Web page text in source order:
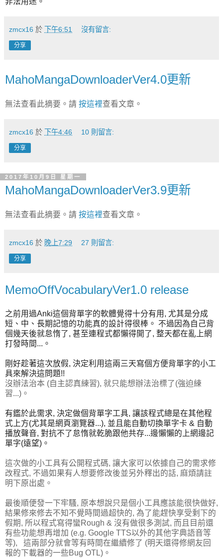
zmcx16 於 下午6:51 沒有留言:
分享
MahoMangaDownloaderVer4.0更新
無法查看此摘要。請 按這裡查看文章。
zmcx16 於 下午4:46 10 則留言:
分享
2017年10月9日 星期一
MahoMangaDownloaderVer3.9更新
無法查看此摘要。請 按這裡查看文章。
zmcx16 於 晚上7:29 27 則留言:
分享
MemoOffVocabularyVer1.0 release
之前用過Anki這個背單字的軟體覺得十分有用, 尤其是分成
短、中、長期記憶的功能真的設計得很棒。 不過因為自己背
個幾天後就怠惰了, 甚至連程式都懶得開了, 整天都在亂上網
打發時間...。
剛好趁著這次放假, 決定利用這兩三天寫個方便背單字的小工
具來解決這問題!!
沒辦法治本 (自主認真練習), 就只能想辦法治標了(強迫練
習...)。
有鑑於此需求, 決定做個背單字工具, 讓該程式總是在其他程
式上方(尤其是網頁瀏覽器...), 並且能自動切換單字卡 & 自動
播放聲音, 對抗不了怠惰就乾脆跟他共存...邊懶懶的上網邊記
單字(遠望)。
這次做的小工具有公開程式碼, 讓大家可以依據自己的需求修
改程式, 不過如果有人想要修改後並另外釋出的話, 麻煩請註
明下原出處。
最後順便發一下牢騷, 原本想說只是個小工具應該能很快做好,
結果修來修去不知不覺時間過超快的, 為了能趕快享受剩下的
假期, 所以程式寫得蠻Rough & 沒有做很多測試, 而且目前還
有些功能想再增加 (e.g. Google TTS以外的其他字典語音等
等), 這兩部分就會等有時間在繼續修了 (明天還得修網友回
報的下載器的一些Bug OTL)。